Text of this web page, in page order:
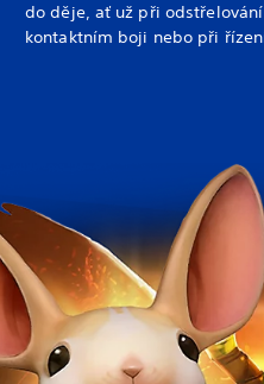
do děje, ať už při
kontaktním boji nebo při